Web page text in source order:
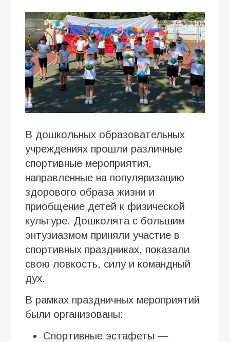
В дошкольных образовательных
учреждениях прошли различные
спортивные мероприятия,
направленные на популяризацию
здорового образа жизни и
приобщение детей к физической
культуре. Дошколята с большим
энтузиазмом приняли участие в
спортивных праздниках, показали
свою ловкость, силу и командный
дух.
В рамках праздничных мероприятий
были организованы:
Спортивные эстафеты —